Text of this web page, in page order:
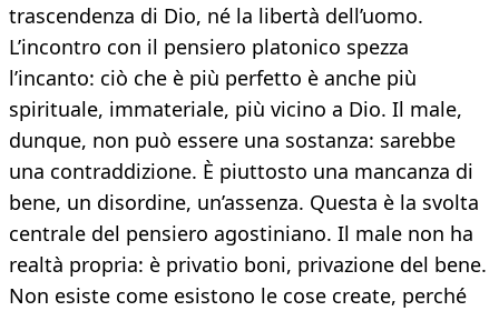
trascendenza di Dio, né la libertà dell’uomo.
L’incontro con il pensiero platonico spezza
l’incanto: ciò che è più perfetto è anche più
spirituale, immateriale, più vicino a Dio. Il male,
dunque, non può essere una sostanza: sarebbe
una contraddizione. È piuttosto una mancanza di
bene, un disordine, un’assenza. Questa è la svolta
centrale del pensiero agostiniano. Il male non ha
realtà propria: è privatio boni, privazione del bene.
Non esiste come esistono le cose create, perché